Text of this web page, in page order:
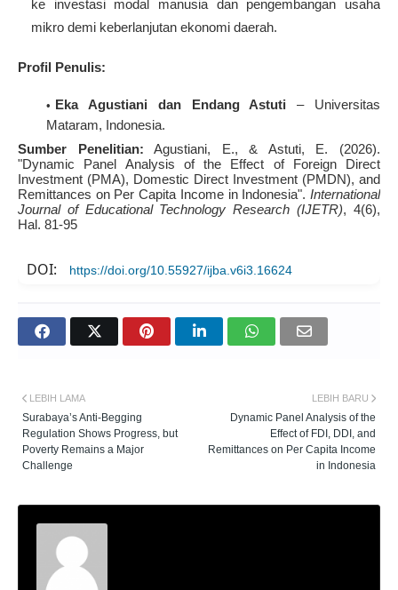
ke investasi modal manusia dan pengembangan usaha
mikro demi keberlanjutan ekonomi daerah.
Profil Penulis:
Eka Agustiani dan Endang Astuti – Universitas
Mataram, Indonesia.
Sumber Penelitian: Agustiani, E., & Astuti, E. (2026).
"Dynamic Panel Analysis of the Effect of Foreign Direct
Investment (PMA), Domestic Direct Investment (PMDN), and
Remittances on Per Capita Income in Indonesia". International
Journal of Educational Technology Research (IJETR), 4(6),
Hal. 81-95
DOI: https://doi.org/10.55927/ijba.v6i3.16624
LEBIH BARU
Dynamic Panel Analysis of the
Effect of FDI, DDI, and
Remittances on Per Capita Income
in Indonesia
LEBIH LAMA
Surabaya’s Anti-Begging
Regulation Shows Progress, but
Poverty Remains a Major
Challenge